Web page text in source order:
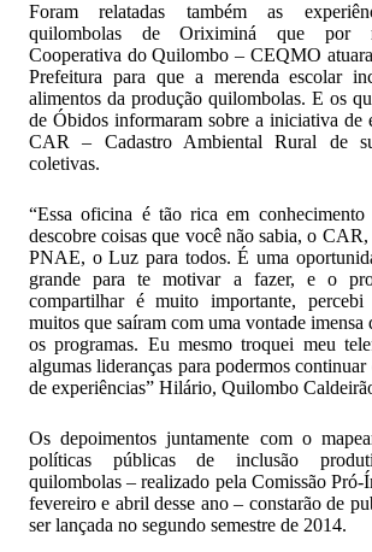
Foram relatadas também as
quilombolas de Oriximiná que por
Cooperativa do Quilombo – CEQMO
Prefeitura para que a merenda escolar
alimentos da produção quilombolas. E os
de Óbidos informaram sobre a iniciativa de
CAR – Cadastro Ambiental Rural de
coletivas.
“Essa oficina é tão rica em conhecimento
descobre coisas que você não sabia, o
PNAE, o Luz para todos. É uma
grande para te motivar a fazer, e o
compartilhar é muito importante,
muitos que saíram com uma vontade imensa
os programas. Eu mesmo troquei meu
algumas lideranças para podermos continuar
de experiências” Hilário, Quilombo
Os depoimentos juntamente com o
políticas públicas de inclusão
quilombolas – realizado pela Comissão Pró-
fevereiro e abril desse ano – constarão de
ser lançada no segundo semestre de 2014.